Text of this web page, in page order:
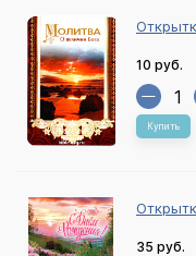
10 руб.
Купить
35 руб.